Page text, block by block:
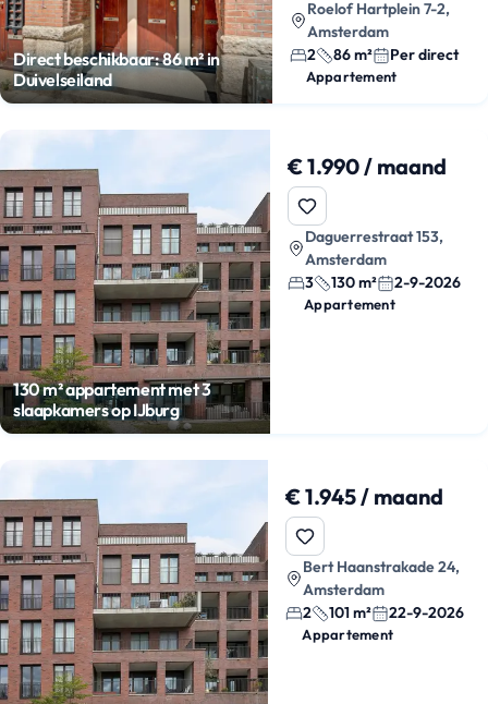
Direct beschikbaar: 86 m² in
Duivelseiland
Roelof Hartplein 7-2,
Amsterdam
2
86 m² Per direct
Appartement
130 m² appartement met 3
slaapkamers op IJburg
€ 1.990 / maand
Daguerrestraat 153,
Amsterdam
3
130 m² 2-9-2026
Appartement
€ 1.945 / maand
Bert Haanstrakade 24,
Amsterdam
2
101 m² 22-9-2026
Appartement